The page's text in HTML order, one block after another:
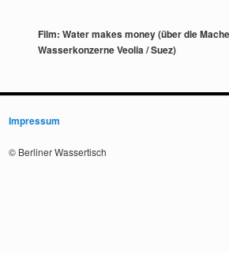
Film: Water makes money (über die
Wasserkonzerne Veolia / Suez)
Impressum
© Berliner Wassertisch